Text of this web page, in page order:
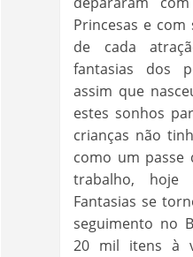
Princesas e com
de cada
fantasias dos
assim que
estes sonhos
crianças não
como um passe
trabalho,
Fantasias se
seguimento no
20 mil itens à